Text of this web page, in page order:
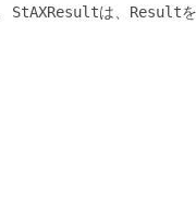
StAXResultは、 Result